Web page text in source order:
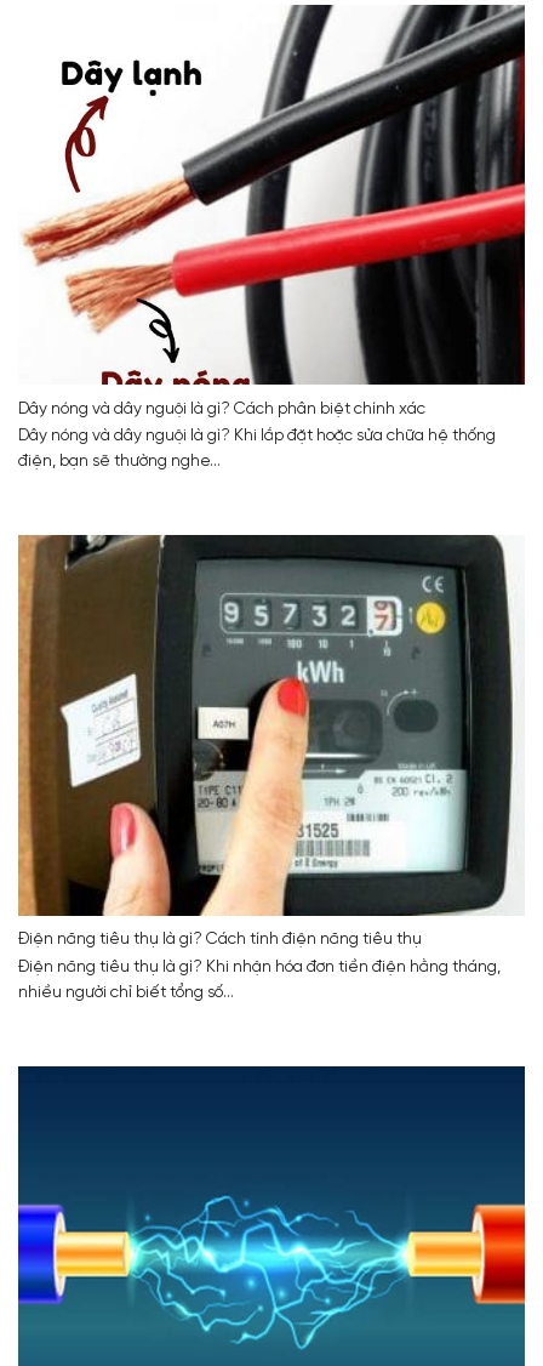
Dây nóng và dây nguội là gì? Cách phân biệt chính xác
Dây nóng và dây nguội là gì? Khi lắp đặt hoặc sửa chữa hệ thống
điện, bạn sẽ thường nghe...
Điện năng tiêu thụ là gì? Cách tính điện năng tiêu thụ
Điện năng tiêu thụ là gì? Khi nhận hóa đơn tiền điện hằng tháng,
nhiều người chỉ biết tổng số...